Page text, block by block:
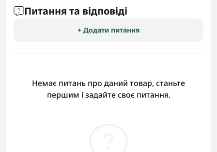
Питання та відповіді
+ Додати питання
Немає питань про даний товар, станьте
першим і задайте своє питання.